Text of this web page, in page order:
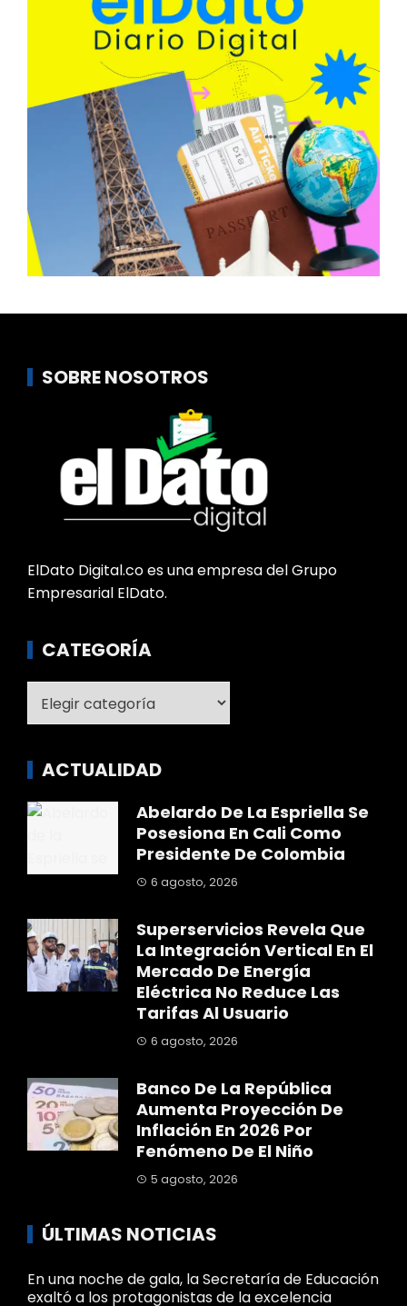
SOBRE NOSOTROS
ElDato Digital.co es una empresa del Grupo
Empresarial ElDato.
CATEGORÍA
ACTUALIDAD
Abelardo De La Espriella Se
Posesiona En Cali Como
Presidente De Colombia
6 agosto, 2026
Superservicios Revela Que
La Integración Vertical En El
Mercado De Energía
Eléctrica No Reduce Las
Tarifas Al Usuario
6 agosto, 2026
Banco De La República
Aumenta Proyección De
Inflación En 2026 Por
Fenómeno De El Niño
5 agosto, 2026
ÚLTIMAS NOTICIAS
En una noche de gala, la Secretaría de Educación
exaltó a los protagonistas de la excelencia